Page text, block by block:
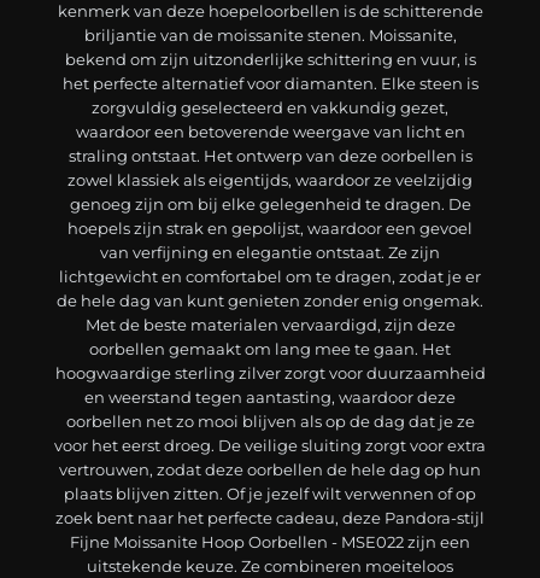
kenmerk van deze hoepeloorbellen is de schitterende
briljantie van de moissanite stenen. Moissanite,
bekend om zijn uitzonderlijke schittering en vuur, is
het perfecte alternatief voor diamanten. Elke steen is
zorgvuldig geselecteerd en vakkundig gezet,
waardoor een betoverende weergave van licht en
straling ontstaat. Het ontwerp van deze oorbellen is
zowel klassiek als eigentijds, waardoor ze veelzijdig
genoeg zijn om bij elke gelegenheid te dragen. De
hoepels zijn strak en gepolijst, waardoor een gevoel
van verfijning en elegantie ontstaat. Ze zijn
lichtgewicht en comfortabel om te dragen, zodat je er
de hele dag van kunt genieten zonder enig ongemak.
Met de beste materialen vervaardigd, zijn deze
oorbellen gemaakt om lang mee te gaan. Het
hoogwaardige sterling zilver zorgt voor duurzaamheid
en weerstand tegen aantasting, waardoor deze
oorbellen net zo mooi blijven als op de dag dat je ze
voor het eerst droeg. De veilige sluiting zorgt voor extra
vertrouwen, zodat deze oorbellen de hele dag op hun
plaats blijven zitten. Of je jezelf wilt verwennen of op
zoek bent naar het perfecte cadeau, deze Pandora-stijl
Fijne Moissanite Hoop Oorbellen - MSE022 zijn een
uitstekende keuze. Ze combineren moeiteloos